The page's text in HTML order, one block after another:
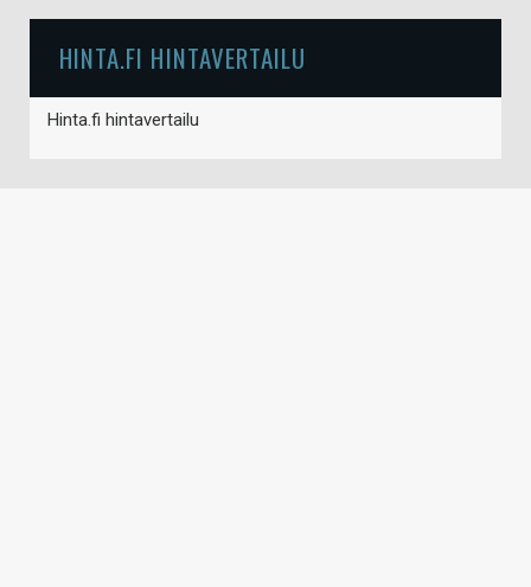
HINTA.FI HINTAVERTAILU
Hinta.fi hintavertailu